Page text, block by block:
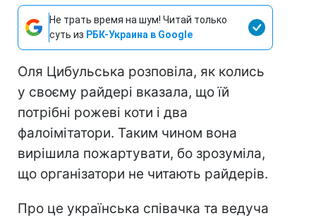
Не трать время на шум! Читай только
суть из РБК-Украина в Google
Оля Цибульська розповіла, як колись
у своєму райдері вказала, що їй
потрібні рожеві коти і два
фалоімітатори. Таким чином вона
вирішила пожартувати, бо зрозуміла,
що організатори не читають райдерів.
Про це українська співачка та ведуча